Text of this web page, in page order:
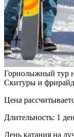
Горнолыжный тур
Скитуры и фрирайд
Цена
Длительность: 1
День катания на